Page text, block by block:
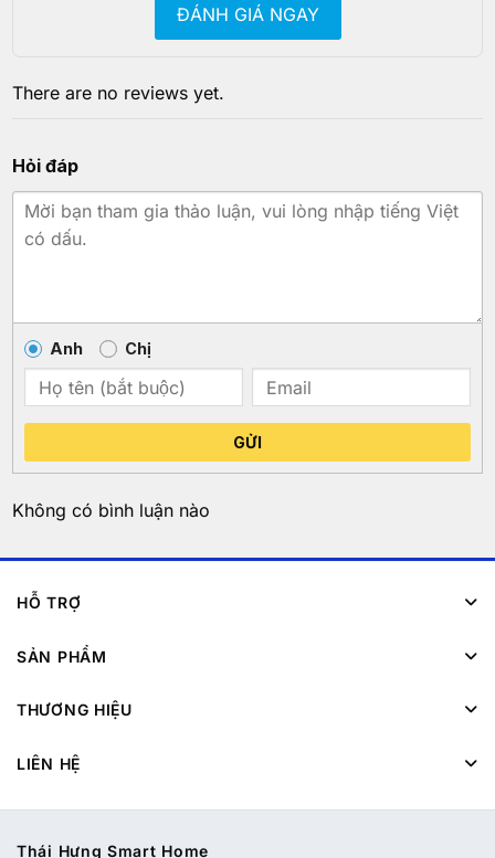
ĐÁNH GIÁ NGAY
There are no reviews yet.
Hỏi đáp
Anh Chị
GỬI
Không có bình luận nào
HỖ TRỢ
SẢN PHẨM
THƯƠNG HIỆU
LIÊN HỆ
Thái Hưng Smart Home